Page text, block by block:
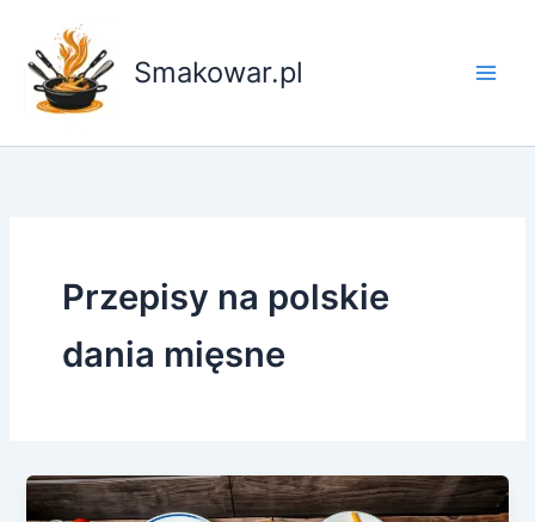
treści
Smakowar.pl
Przepisy na polskie
dania mięsne